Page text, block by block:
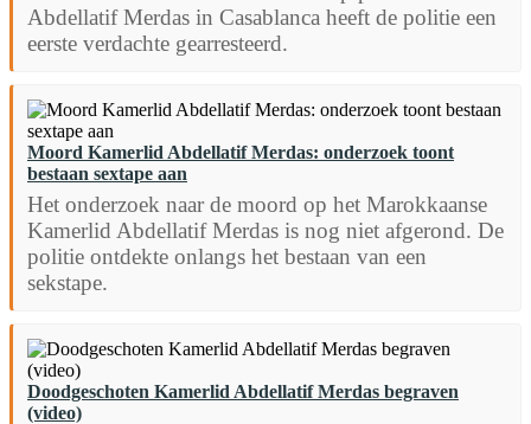
Abdellatif Merdas in Casablanca heeft de politie een
eerste verdachte gearresteerd.
Moord Kamerlid Abdellatif Merdas: onderzoek toont
bestaan sextape aan
Het onderzoek naar de moord op het Marokkaanse
Kamerlid Abdellatif Merdas is nog niet afgerond. De
politie ontdekte onlangs het bestaan van een
sekstape.
Doodgeschoten Kamerlid Abdellatif Merdas begraven
(video)